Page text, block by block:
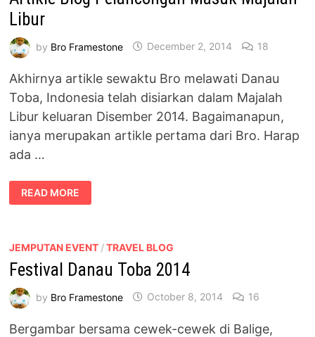
Libur
by Bro Framestone December 2, 2014 18
Akhirnya artikle sewaktu Bro melawati Danau
Toba, Indonesia telah disiarkan dalam Majalah
Libur keluaran Disember 2014. Bagaimanapun,
ianya merupakan artikle pertama dari Bro. Harap
ada …
ARTIKLE
BLOG
PELANCONGAN
READ MORE
JEMPUTAN EVENT /TRAVEL BLOG
Festival Danau Toba 2014
by Bro Framestone October 8, 2014 16
Bergambar bersama cewek-cewek di Balige,